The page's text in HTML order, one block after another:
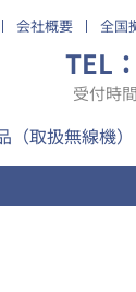
会社概要 全国
TEL
受付時
（取扱無線機）